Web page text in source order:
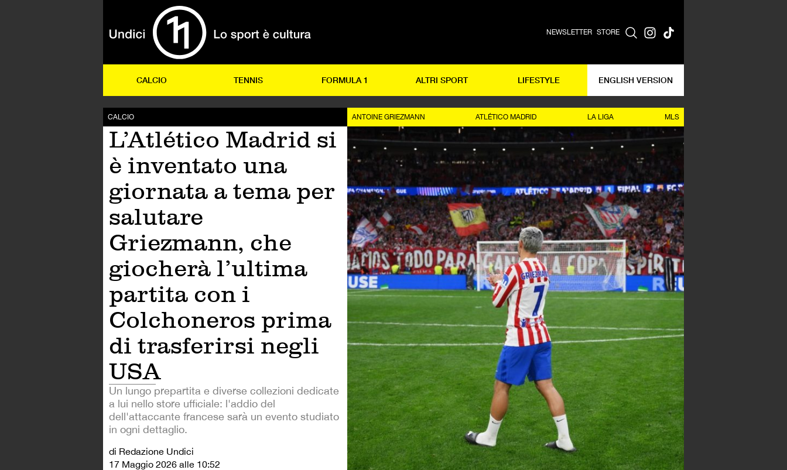
NEWSLETTER STORE
CALCIO TENNIS FORMULA 1 ALTRI SPORT LIFESTYLE ENGLISH VERSION
CALCIO
L’Atlético Madrid si
è inventato una
giornata a tema per
salutare
Griezmann, che
giocherà l’ultima
partita con i
Colchoneros prima
di trasferirsi negli
USA
Un lungo prepartita e diverse collezioni dedicate
a lui nello store ufficiale: l'addio del
dell'attaccante francese sarà un evento studiato
in ogni dettaglio.
di Redazione Undici
17 Maggio 2026 alle 10:52
ANTOINE GRIEZMANN ATLÉTICO MADRID LA LIGA MLS